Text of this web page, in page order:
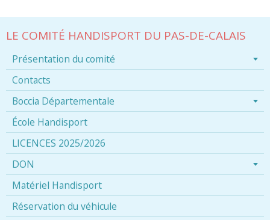
LE COMITÉ HANDISPORT DU PAS-DE-CALAIS
Présentation du comité
Contacts
Boccia Départementale
École Handisport
LICENCES 2025/2026
DON
Matériel Handisport
Réservation du véhicule